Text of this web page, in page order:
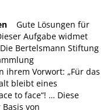
Gute Lösungen für
Aufgabe widmet
Bertelsmann Stiftung
ihrem Vorwort: „Für das
bleibt eines
to face“! … Diese
von